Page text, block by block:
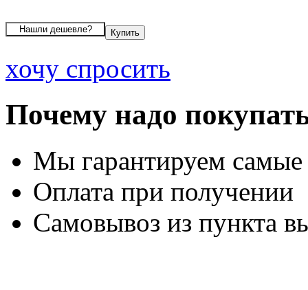
хочу спросить
Почему надо
Мы гарантируем
Оплата при получении
Самовывоз из пункта